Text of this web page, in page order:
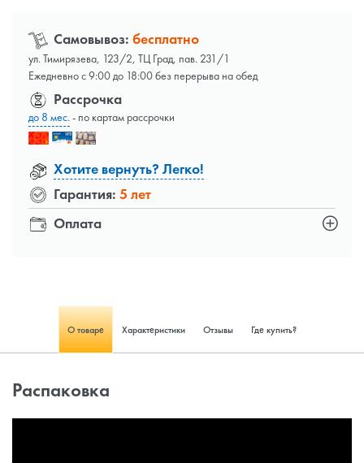
Самовывоз: бесплатно
ул. Тимирязева, 123/2, ТЦ Град, пав. 231/1
Ежедневно с 9:00 до 18:00 без перерыва на обед
Оплата
Рассрочка
до 8 мес.- по картам рассрочки
Хотите вернуть? Легко!
Гарантия: 5 лет
О товаре Характеристики Отзывы Где купить?
Распаковка